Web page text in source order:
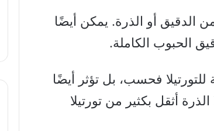
الدقيق أو الذرة. يمكن أيضًا
الحبوب الكاملة.
للتورتيلا فحسب، بل تؤثر أيضًا
أثقل بكثير من تورتيلا